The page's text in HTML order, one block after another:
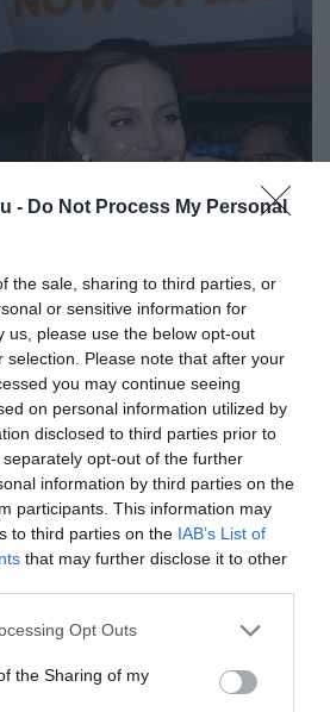
- Do Not Process My Personal
the sale, sharing to third parties, or
or sensitive information for
us, please use the below opt-out
selection. Please note that after your
you may continue seeing
on personal information utilized by
disclosed to third parties prior to
opt-out of the further
information by third parties on the
participants. This information may
to third parties on the IAB’s List of
that may further disclose it to other
app uses one or more Google
usage behaviour. You may click to
Google and its third-party tags to
Opt Outs
the Sharing of my
hogy 2019-ben
válásukat, Angelina Jolie
még mindig
kezdve a házasságuk
gyermekük – Maddox,
ÉS GYÉMÁNT
részletek
Jolie és